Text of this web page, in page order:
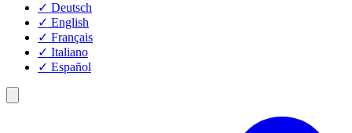
✓ Deutsch
✓ English
✓ Français
✓ Italiano
✓ Español